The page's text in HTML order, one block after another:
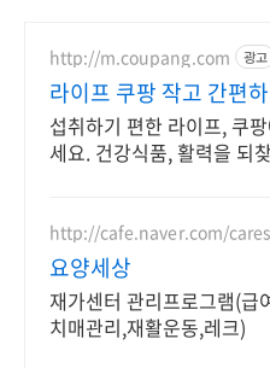
http://m.coupang.com 광고
라이프 쿠팡 작고 간편
섭취하기 편한 라이프, 쿠
세요. 건강식품, 활력을 되
http://cafe.naver.com/
요양세상
재가센터 관리프로그램(급
치매관리,재활운동,레크)